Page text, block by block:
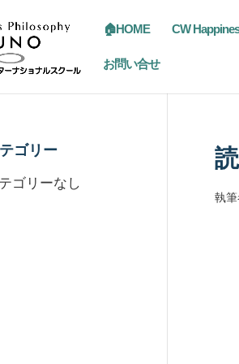
🏠HOME CW
お問い合せ
執
ゴリー
ゴリーなし